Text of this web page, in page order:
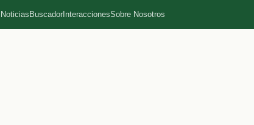
Noticias Buscador InteraccionesSobre Nosotros